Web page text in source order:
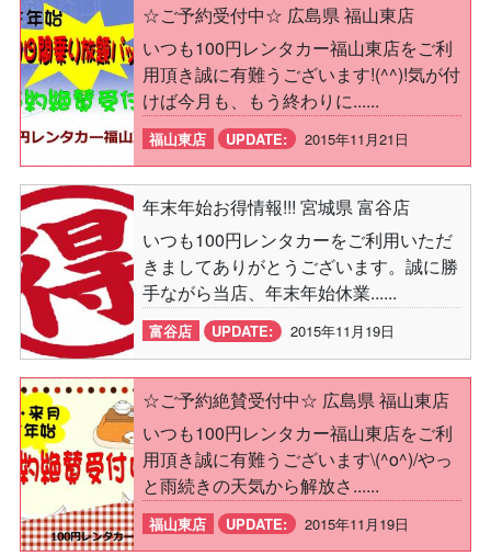
☆ご予約受付中☆ 広島県 福山東店
いつも100円レンタカー福山東店をご利
用頂き誠に有難うございます!(^^)!気が付
けば今月も、もう終わりに......
福山東店 UPDATE: 2015年11月21日
年末年始お得情報!!! 宮城県 富谷店
いつも100円レンタカーをご利用いただ
きましてありがとうございます。誠に勝
手ながら当店、年末年始休業......
富谷店 UPDATE: 2015年11月19日
☆ご予約絶賛受付中☆ 広島県 福山東店
いつも100円レンタカー福山東店をご利
用頂き誠に有難うございます\(^o^)/やっ
と雨続きの天気から解放さ......
福山東店 UPDATE: 2015年11月19日